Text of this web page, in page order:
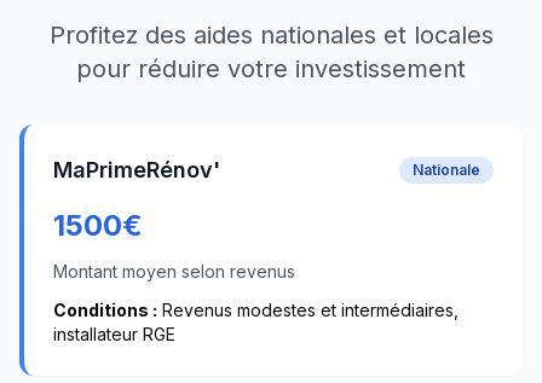
Profitez des aides nationales et locales
pour réduire votre investissement
MaPrimeRénov' Nationale
1500€
Montant moyen selon revenus
Conditions : Revenus modestes et intermédiaires,
installateur RGE